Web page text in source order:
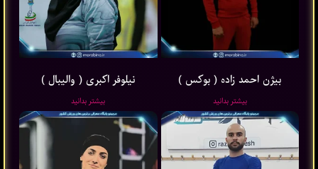
بیژن احمد زاده ( بوکس )
بیشتر بدانید
نیلوفر اکبری ( والیبال )
بیشتر بدانید